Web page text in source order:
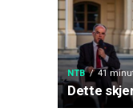
NTB 41
Dette